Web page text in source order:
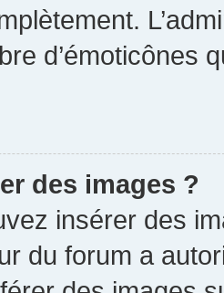
d’émoticônes
des images ?
insérer des
du forum a